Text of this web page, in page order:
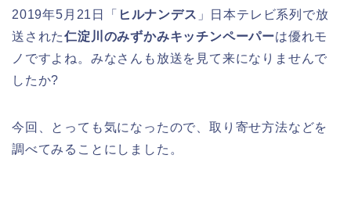
2019年5月21日「 ヒルナンデス 」日本テレビ系列で放
送された仁淀川のみずかみキッチンペーパーは優れモ
ノですよね。みなさんも放送を見て来になりませんで
したか?
今回、とっても気になったので、取り寄せ方法などを
調べてみることにしました。